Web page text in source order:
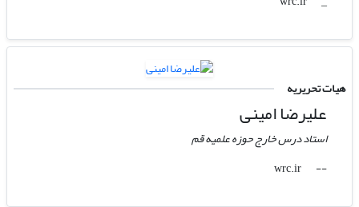
هیات تحریریه
علیرضا امینی
استاد درس خارج حوزه علمیه قم
--
wrc.ir